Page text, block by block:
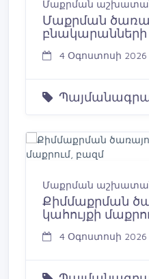
Մաքրման
Մաքրման
4 Օգոստոսի 2026
Մաքրման
Քիմմաքրման
կահույքի
4 Օգոստոսի 2026